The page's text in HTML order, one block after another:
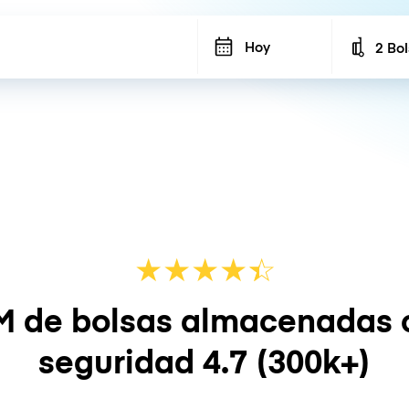
Hoy 2
★★★★☆
★
de bolsas almacenadas
seguridad 4.7 (300k+)